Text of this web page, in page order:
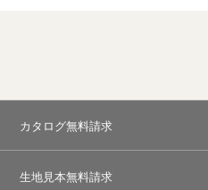
カタログ無料請求
生地見本無料請求